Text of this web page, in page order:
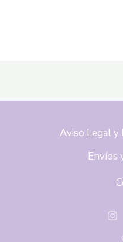
Aviso Legal y
Envíos